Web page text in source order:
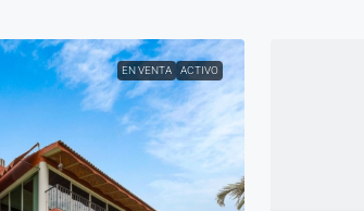
EN VENTA ACTIVO